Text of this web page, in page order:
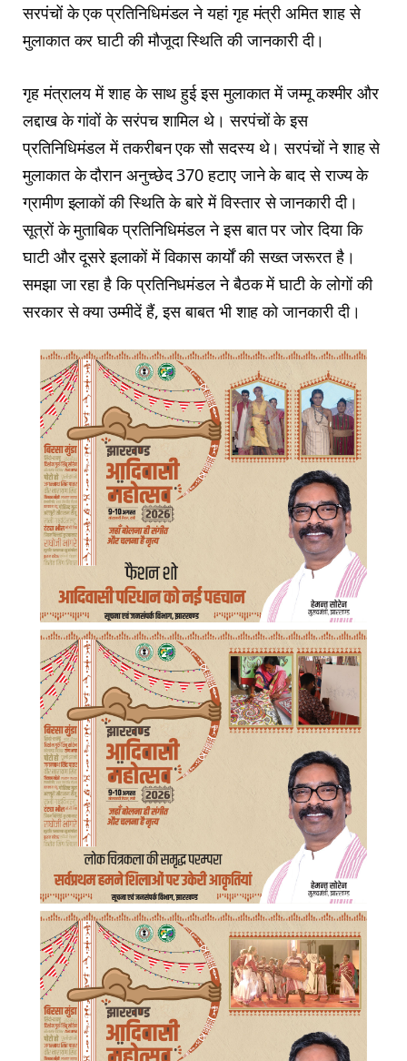
सरपंचों के एक प्रतिनिधिमंडल ने यहां गृह मंत्री अमित शाह से
मुलाकात कर घाटी की मौजूदा स्थिति की जानकारी दी।
गृह मंत्रालय में शाह के साथ हुई इस मुलाकात में जम्मू कश्मीर और
लद्दाख के गांवों के सरंपच शामिल थे। सरपंचों के इस
प्रतिनिधिमंडल में तकरीबन एक सौ सदस्य थे। सरपंचों ने शाह से
मुलाकात के दौरान अनुच्छेद 370 हटाए जाने के बाद से राज्य के
ग्रामीण इलाकों की स्थिति के बारे में विस्तार से जानकारी दी।
सूत्रों के मुताबिक प्रतिनिधिमंडल ने इस बात पर जोर दिया कि
घाटी और दूसरे इलाकों में विकास कार्यों की सख्त जरूरत है।
समझा जा रहा है कि प्रतिनिधमंडल ने बैठक में घाटी के लोगों की
सरकार से क्या उम्मीदें हैं, इस बाबत भी शाह को जानकारी दी।